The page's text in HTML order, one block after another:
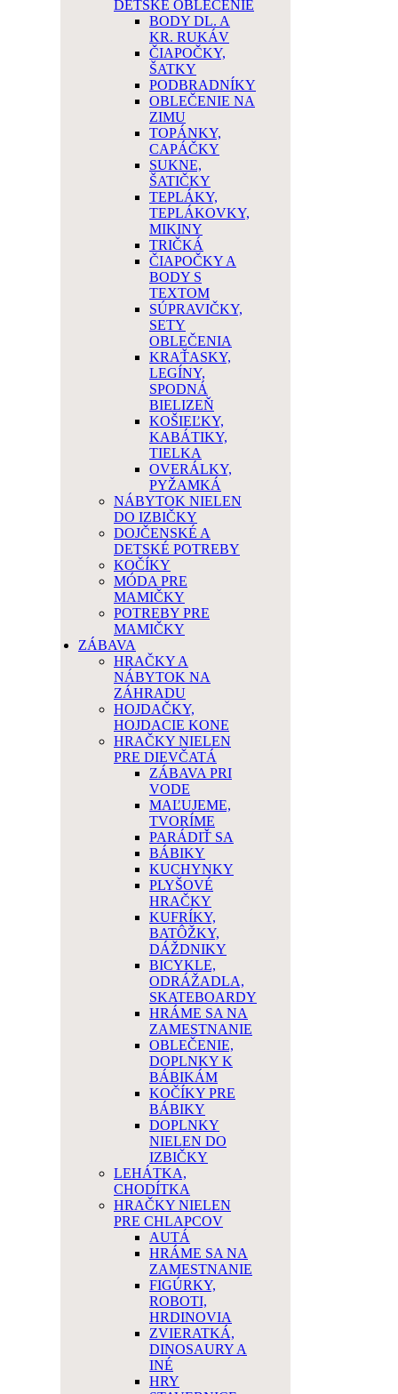
DETSKÉ OBLEČENIE
BODY DL. A
KR. RUKÁV
ČIAPOČKY,
ŠATKY
PODBRADNÍKY
OBLEČENIE NA
ZIMU
TOPÁNKY,
CAPÁČKY
SUKNE,
ŠATIČKY
TEPLÁKY,
TEPLÁKOVKY,
MIKINY
TRIČKÁ
ČIAPOČKY A
BODY S
TEXTOM
SÚPRAVIČKY,
SETY
OBLEČENIA
KRAŤASKY,
LEGÍNY,
SPODNÁ
BIELIZEŇ
KOŠIEĽKY,
KABÁTIKY,
TIELKA
OVERÁLKY,
PYŽAMKÁ
NÁBYTOK NIELEN
DO IZBIČKY
DOJČENSKÉ A
DETSKÉ POTREBY
KOČÍKY
MÓDA PRE
MAMIČKY
POTREBY PRE
MAMIČKY
ZÁBAVA
HRAČKY A
NÁBYTOK NA
ZÁHRADU
HOJDAČKY,
HOJDACIE KONE
HRAČKY NIELEN
PRE DIEVČATÁ
ZÁBAVA PRI
VODE
MAĽUJEME,
TVORÍME
PARÁDIŤ SA
BÁBIKY
KUCHYNKY
PLYŠOVÉ
HRAČKY
KUFRÍKY,
BATÔŽKY,
DÁŽDNIKY
BICYKLE,
ODRÁŽADLA,
SKATEBOARDY
HRÁME SA NA
ZAMESTNANIE
OBLEČENIE,
DOPLNKY K
BÁBIKÁM
KOČÍKY PRE
BÁBIKY
DOPLNKY
NIELEN DO
IZBIČKY
LEHÁTKA,
CHODÍTKA
HRAČKY NIELEN
PRE CHLAPCOV
AUTÁ
HRÁME SA NA
ZAMESTNANIE
FIGÚRKY,
ROBOTI,
HRDINOVIA
ZVIERATKÁ,
DINOSAURY A
INÉ
HRY